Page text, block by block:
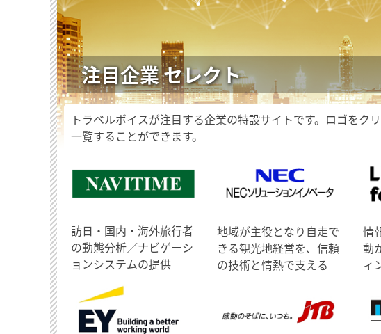
注目企業 セレクト
トラベルボイスが注目する企業の特設サイトです。ロゴをク
一覧することができます。
訪日・国内・海外旅行者
の動態分析／ナビゲーシ
ョンシステムの提供
地域が主役となり自走で
きる観光地経営を、信頼
の技術と情熱で支える
情
動
ィ